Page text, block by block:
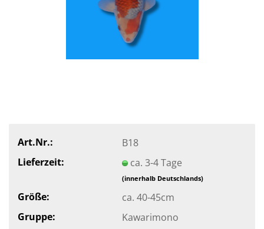
Art.Nr.:
B18
Lieferzeit:
ca. 3-4 Tage
(innerhalb Deutschlands)
Größe:
ca. 40-45cm
Gruppe:
Kawarimono